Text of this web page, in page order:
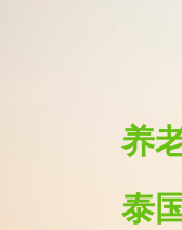
养
泰